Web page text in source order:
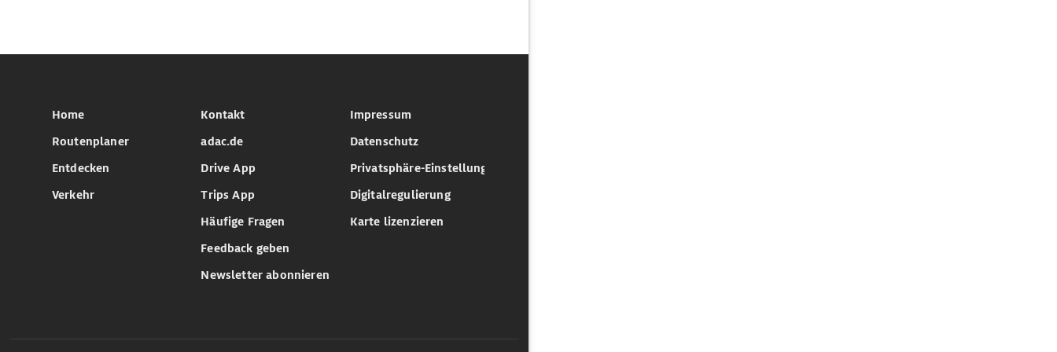
Home
Routenplaner
Entdecken
Verkehr
Kontakt
adac.de
Drive App
Trips App
Häufige Fragen
Feedback geben
Newsletter abonnieren
Impressum
Datenschutz
Privatsphäre-Einstellungen
Digitalregulierung
Karte lizenzieren